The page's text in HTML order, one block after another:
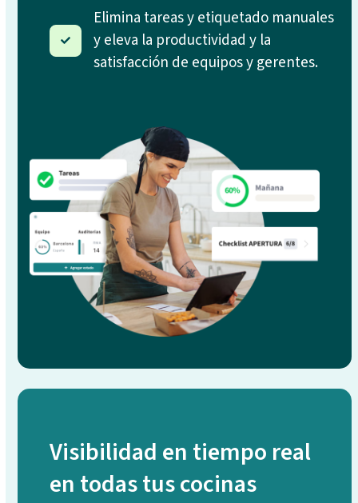
Elimina tareas y etiquetado manuales
y eleva la productividad y la
satisfacción de equipos y gerentes.
Visibilidad en tiempo real
en todas tus cocinas